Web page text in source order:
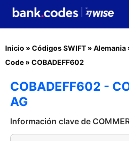
Inicio » Códigos SWIFT » Alemania
Code » COBADEFF602
COBADEFF602 -
AG
Información clave de